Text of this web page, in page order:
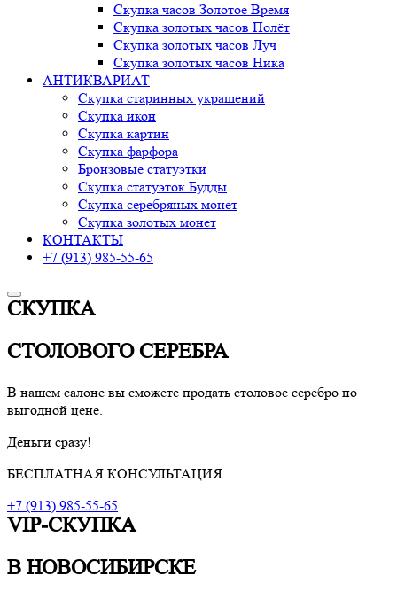
Скупка часов Золотое Время
Скупка золотых часов Полёт
Скупка золотых часов Луч
Скупка золотых часов Ника
АНТИКВАРИАТ
Скупка старинных украшений
Скупка икон
Скупка картин
Скупка фарфора
Бронзовые статуэтки
Скупка статуэток Будды
Скупка серебряных монет
Скупка золотых монет
КОНТАКТЫ
+7 (913) 985-55-65
СКУПКА
СТОЛОВОГО СЕРЕБРА
В нашем салоне вы сможете продать столовое серебро по
выгодной цене.
Деньги сразу!
БЕСПЛАТНАЯ КОНСУЛЬТАЦИЯ
+7 (913) 985-55-65
VIP-СКУПКА
В НОВОСИБИРСКЕ